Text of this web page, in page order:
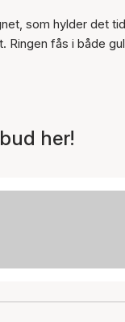
som hylder det
fås i både
her!